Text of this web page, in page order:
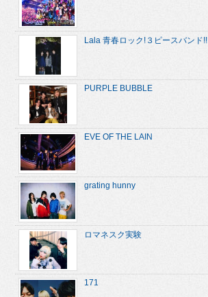
Lala 青春ロック!３ピースバンド!!
PURPLE BUBBLE
EVE OF THE LAIN
grating hunny
ロマネスク実験
171